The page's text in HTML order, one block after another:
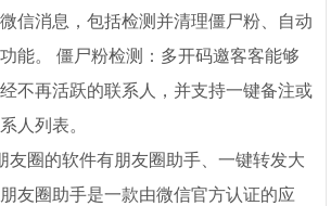
信消息，包括检测并清理僵尸粉、自动
能。 僵尸粉检测：多开码邀客客能够
不再活跃的联系人，并支持一键备注或
人列表。
友圈的软件有朋友圈助手、一键转发大
友圈助手是一款由微信官方认证的应